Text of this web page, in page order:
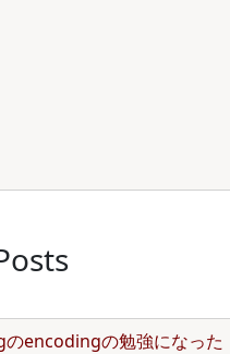
encodingの勉強になった